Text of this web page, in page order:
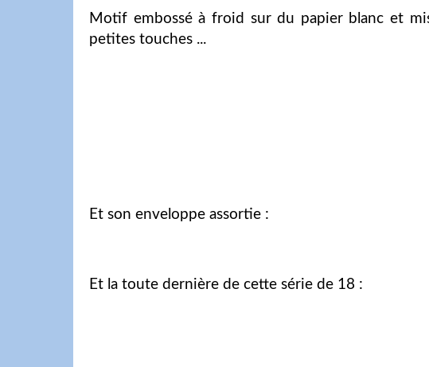
Motif embossé à froid sur du papier blanc et
petites touches ...
Et son enveloppe assortie :
Et la toute dernière de cette série de 18 :